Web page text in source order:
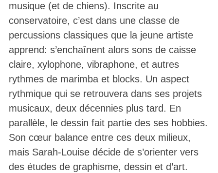
musique (et de chiens). Inscrite au
conservatoire, c’est dans une classe de
percussions classiques que la jeune artiste
apprend: s’enchaînent alors sons de caisse
claire, xylophone, vibraphone, et autres
rythmes de marimba et blocks. Un aspect
rythmique qui se retrouvera dans ses projets
musicaux, deux décennies plus tard. En
parallèle, le dessin fait partie des ses hobbies.
Son cœur balance entre ces deux milieux,
mais Sarah-Louise décide de s’orienter vers
des études de graphisme, dessin et d’art.